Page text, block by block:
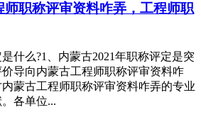
职称评审资料咋弄，工程师职
什么?1、内蒙古2021年职称评定是突
导向内蒙古工程师职称评审资料咋
蒙古工程师职称评审资料咋弄的专业
各单位...